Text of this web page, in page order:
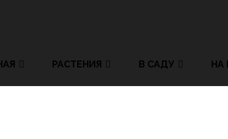
РАСТЕНИЯ В САДУ НА